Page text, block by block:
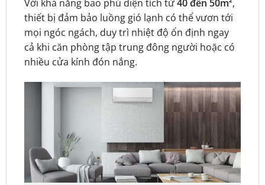
Với khả năng bao phủ diện tích từ40 đến 50m²,
thiết bị đảm bảo luồng gió lạnh có thể vươn tới
mọi ngóc ngách, duy trì nhiệt độ ổn định ngay
cả khi căn phòng tập trung đông người hoặc có
nhiều cửa kính đón nắng.